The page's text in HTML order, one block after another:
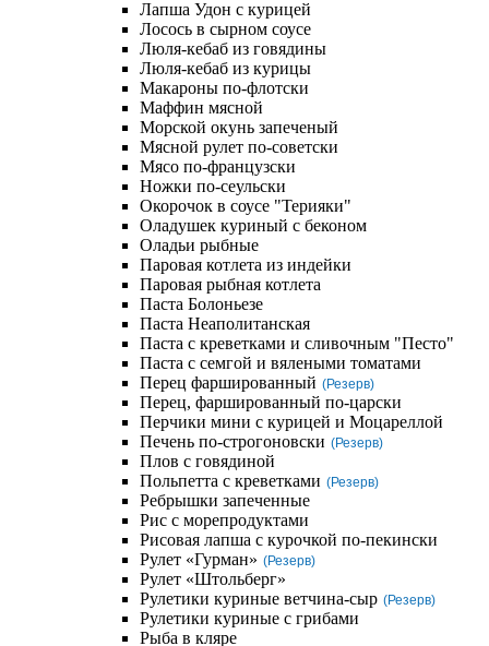
Лапша Удон с курицей
Лосось в сырном соусе
Люля-кебаб из говядины
Люля-кебаб из курицы
Макароны по-флотски
Маффин мясной
Морской окунь запеченый
Мясной рулет по-советски
Мясо по-французски
Ножки по-сеульски
Окорочок в соусе "Терияки"
Оладушек куриный с беконом
Оладьи рыбные
Паровая котлета из индейки
Паровая рыбная котлета
Паста Болоньезе
Паста Неаполитанская
Паста с креветками и сливочным "Песто"
Паста с семгой и вялеными томатами
Перец фаршированный (Резерв)
Перец, фаршированный по-царски
Перчики мини с курицей и Моцареллой
Печень по-строгоновски (Резерв)
Плов с говядиной
Польпетта с креветками (Резерв)
Ребрышки запеченные
Рис с морепродуктами
Рисовая лапша с курочкой по-пекински
Рулет «Гурман» (Резерв)
Рулет «Штольберг»
Рулетики куриные ветчина-сыр (Резерв)
Рулетики куриные с грибами
Рыба в кляре